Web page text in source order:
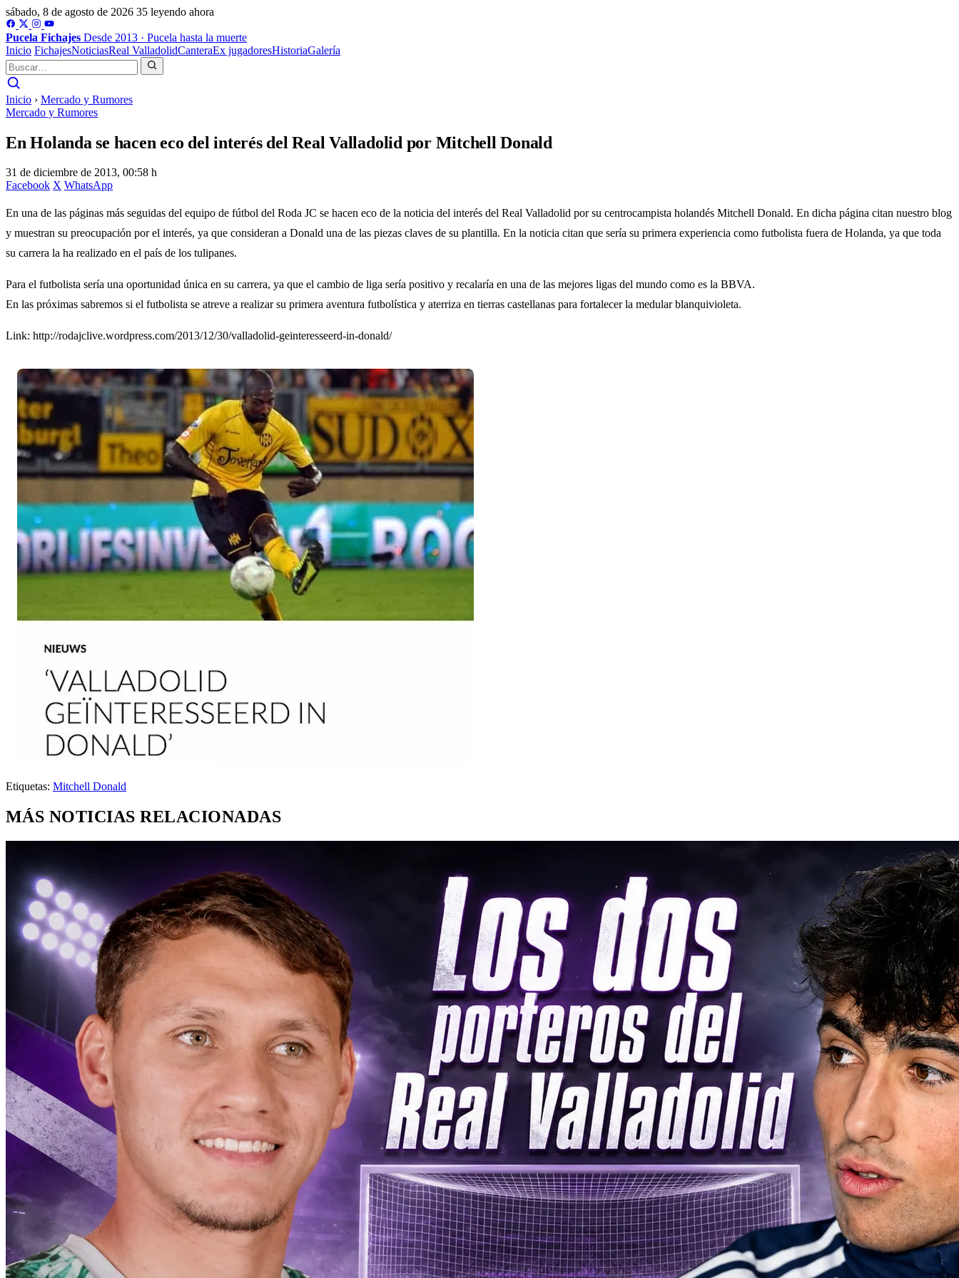
sábado, 8 de agosto de 2026 35 leyendo ahora
Pucela Fichajes Desde 2013 · Pucela hasta la muerte
Inicio FichajesNoticiasReal ValladolidCanteraEx jugadoresHistoriaGalería
Inicio › Mercado y Rumores
Mercado y Rumores
En Holanda se hacen eco del interés del Real Valladolid por Mitchell Donald
31 de diciembre de 2013, 00:58 h
Facebook X WhatsApp
En una de las páginas más seguidas del equipo de fútbol del Roda JC se hacen eco de la noticia del interés del Real Valladolid por su centrocampista holandés Mitchell Donald. En dicha página citan nuestro blog
y muestran su preocupación por el interés, ya que consideran a Donald una de las piezas claves de su plantilla. En la noticia citan que sería su primera experiencia como futbolista fuera de Holanda, ya que toda
su carrera la ha realizado en el país de los tulipanes.
Para el futbolista sería una oportunidad única en su carrera, ya que el cambio de liga sería positivo y recalaría en una de las mejores ligas del mundo como es la BBVA.
En las próximas sabremos si el futbolista se atreve a realizar su primera aventura futbolística y aterriza en tierras castellanas para fortalecer la medular blanquivioleta.
Link: http://rodajclive.wordpress.com/2013/12/30/valladolid-geinteresseerd-in-donald/
Etiquetas: Mitchell Donald
MÁS NOTICIAS RELACIONADAS